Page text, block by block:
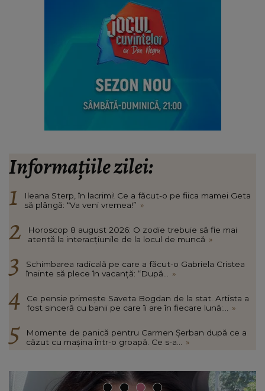
Informațiile zilei:
Ileana Sterp, în lacrimi! Ce a făcut-o pe fiica mamei Geta
să plângă: “Va veni vremea!” »
Horoscop 8 august 2026: O zodie trebuie să fie mai
atentă la interacțiunile de la locul de muncă »
Schimbarea radicală pe care a făcut-o Gabriela Cristea
înainte să plece în vacanță: “După...
»
Ce pensie primește Saveta Bogdan de la stat. Artista a
fost sinceră cu banii pe care îi are în fiecare lună:...
»
Momente de panică pentru Carmen Șerban după ce a
căzut cu mașina într-o groapă. Ce s-a...
»